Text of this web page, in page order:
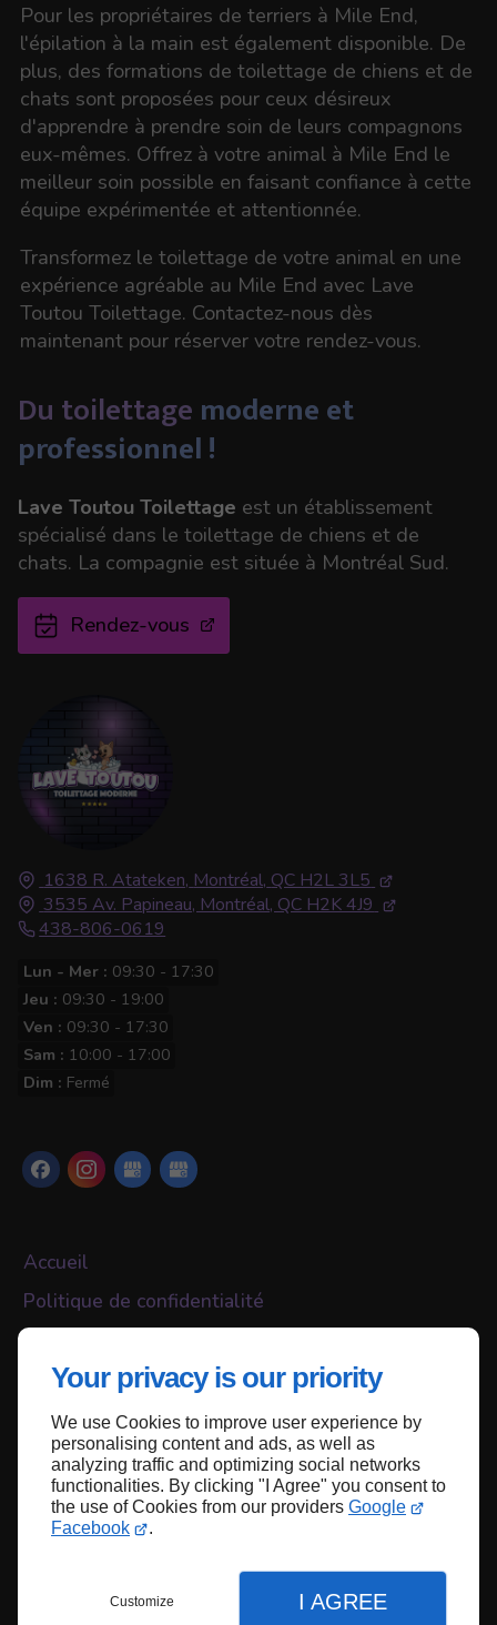
Your privacy is our priority
We use Cookies to improve user experience by
personalising content and ads, as well as
analyzing traffic and optimizing social networks
functionalities. By clicking "I Agree" you consent to
the use of Cookies from our providers Google
Facebook
.
Customize I AGREE
Pour les propriétaires de terriers à Mile End,
l'épilation à la main est également disponible. De
plus, des formations de toilettage de chiens et de
chats sont proposées pour ceux désireux
d'apprendre à prendre soin de leurs compagnons
eux-mêmes. Offrez à votre animal à Mile End le
meilleur soin possible en faisant confiance à cette
équipe expérimentée et attentionnée.
Transformez le toilettage de votre animal en une
expérience agréable au Mile End avec Lave
Toutou Toilettage. Contactez-nous dès
maintenant pour réserver votre rendez-vous.
1638 R. Atateken, Montréal, QC H2L 3L5
3535 Av. Papineau, Montréal, QC H2K 4J9
438-806-0619
Lun - Mer : 09:30 - 17:30
Jeu : 09:30 - 19:00
Ven : 09:30 - 17:30
Sam : 10:00 - 17:00
Dim : Fermé
Accueil
Politique de confidentialité
Du toilettage moderne et
professionnel !
Lave Toutou Toilettage est un établissement
spécialisé dans le toilettage de chiens et de
chats. La compagnie est située à Montréal Sud.
Rendez-vous
Haut de page